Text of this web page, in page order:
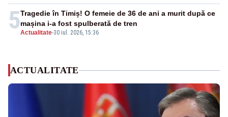
5Actualitate-30 iul. 2026, 15:36
Tragedie în Timiș! O femeie de 36 de ani a murit după ce
mașina i-a fost spulberată de tren
ACTUALITATE